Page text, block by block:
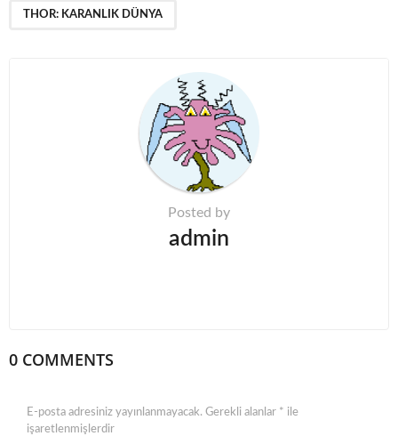
THOR: KARANLIK DÜNYA
Posted by
admin
0 COMMENTS
E-posta adresiniz yayınlanmayacak. Gerekli alanlar * ile
işaretlenmişlerdir